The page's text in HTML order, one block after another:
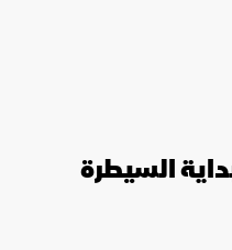
السيطرة